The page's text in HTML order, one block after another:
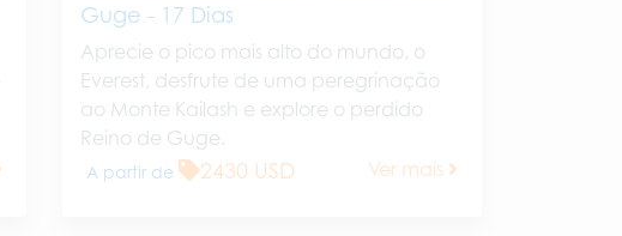
Guge - 17 Dias
Aprecie o pico mais alto do mundo, o
Everest, desfrute de uma peregrinação
ao Monte Kailash e explore o perdido
Reino de Guge.
A partir de 2430 USD Ver mais